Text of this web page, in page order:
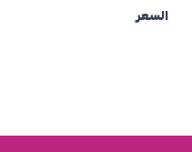
السعر